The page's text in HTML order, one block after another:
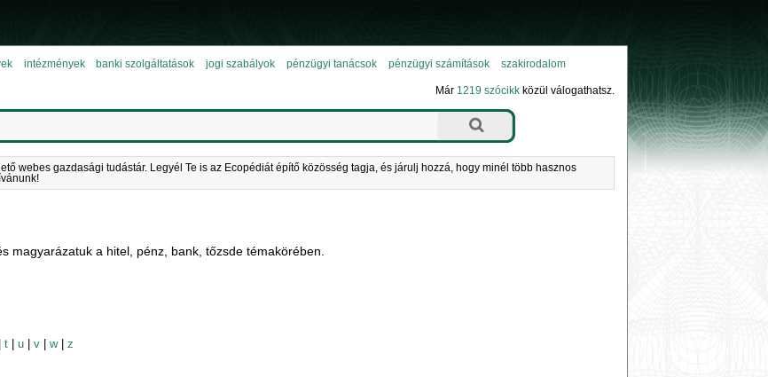
intézmények banki szolgáltatások jogi szabályok pénzügyi tanácsok pénzügyi számítások
szakirodalom
Már 1219 szócikkközül válogathatsz.
webes gazdasági tudástár. Legyél Te is az Ecopédiát építő közösség tagja, és járulj hozzá, hogy minél több hasznos
magyarázatuk a hitel, pénz, bank, tőzsde témakörében.
|t |u |v |w|z